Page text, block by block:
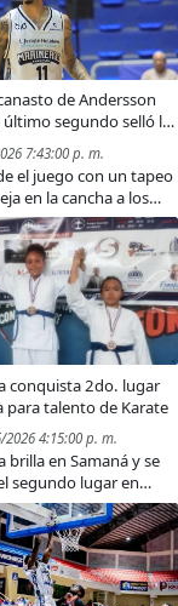
de Andersson
último segundo selló la
Marineros de Puerto
Reales de La Vega
7:43:00 p. m.
el juego con un tapeo
en la cancha a los
conquista 2do. lugar
para talento de Karate
2026 4:15:00 p. m.
brilla en Samaná y se
segundo lugar en
de karate.